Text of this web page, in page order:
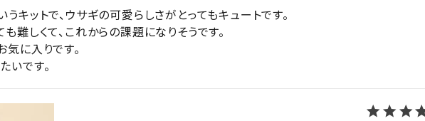
うキットで、ウサギの可愛らしさがとってもキュートです。
も難しくて、これからの課題になりそうです。
気に入りです。
いです。